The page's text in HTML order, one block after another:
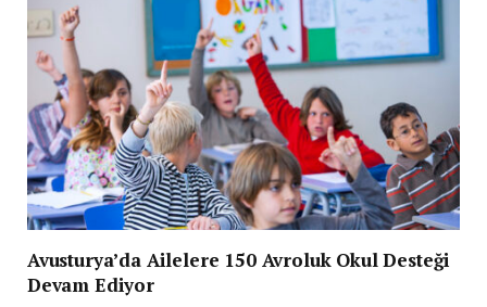
Avusturya’da Ailelere 150 Avroluk Okul Desteği
Devam Ediyor